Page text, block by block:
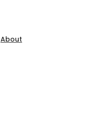
About